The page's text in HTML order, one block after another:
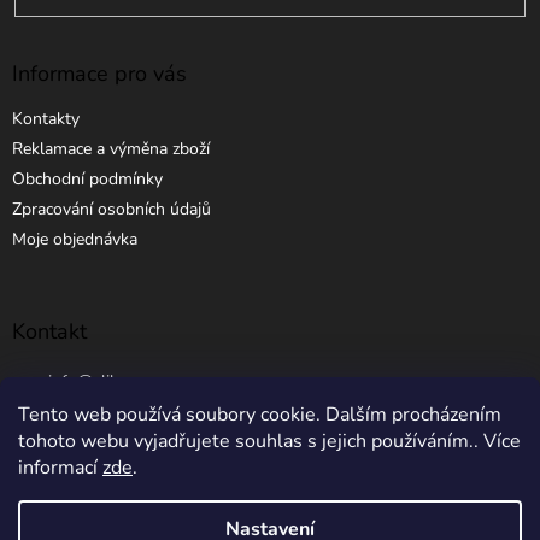
Tento web používá soubory cookie. Dalším procházením
tohoto webu vyjadřujete souhlas s jejich používáním.. Více
informacízde.
Nastavení
Informace pro vás
Kontakty
Reklamace a výměna zboží
Obchodní podmínky
Zpracování osobních údajů
Moje objednávka
Kontakt
info @ elibros.cz
+420 734 184 444